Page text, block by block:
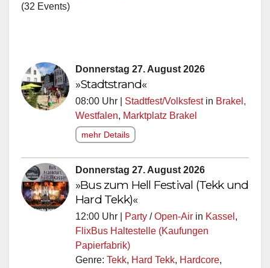
(32 Events)
Donnerstag 27. August 2026
»Stadtstrand«
08:00 Uhr | Stadtfest/Volksfestin Brakel,
Westfalen, Marktplatz Brakel
mehr Details
Donnerstag 27. August 2026
»Bus zum Hell Festival (Tekk und
Hard Tekk)«
12:00 Uhr | Party /Open-Air in Kassel ,
FlixBus Haltestelle (Kaufungen
Papierfabrik)
Genre: Tekk, Hard Tekk, Hardcore,